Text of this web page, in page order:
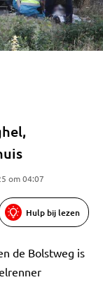
om 04:07
Hulp bij lezen
de Bolstweg is